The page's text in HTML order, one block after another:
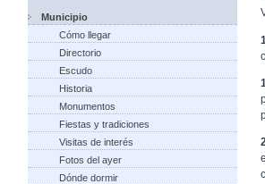
Municipio
Cómo llegar
Directorio
Escudo
Historia
Monumentos
Fiestas y tradiciones
Visitas de interés
Fotos del ayer
Dónde dormir